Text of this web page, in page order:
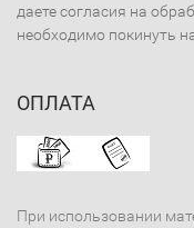
даете согласия на
необходимо покинуть
ОПЛАТА
При использовании